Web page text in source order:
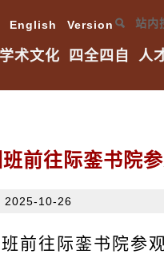
English Version 站内
学术文化 四全四自 人
前往际銮书院
10-26
前往际銮书院参